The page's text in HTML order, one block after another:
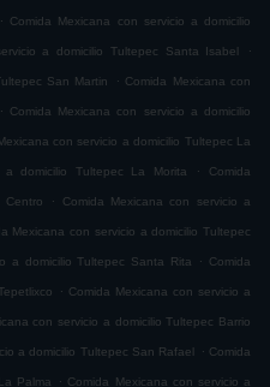
. Comida Mexicana con servicio a domicilio
a domicilio Tultepec Santa Isabel .
San Martin . Comida Mexicana con
. Comida Mexicana con servicio a domicilio
con servicio a domicilio Tultepec La
a domicilio Tultepec La Morita . Comida
Centro . Comida Mexicana con servicio a
Mexicana con servicio a domicilio Tultepec
a domicilio Tultepec Santa Rita . Comida
. Comida Mexicana con servicio a
con servicio a domicilio Tultepec Barrio
a domicilio Tultepec San Rafael . Comida
Palma . Comida Mexicana con servicio a